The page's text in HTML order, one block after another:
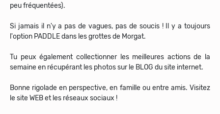
peu fréquentées).
Si jamais il n'y a pas de vagues, pas de soucis ! Il y a toujours
l'option PADDLE dans les grottes de Morgat.
Tu peux également collectionner les meilleures actions de la
semaine en récupérant les photos sur le BLOG du site internet.
Bonne rigolade en perspective, en famille ou entre amis. Visitez
le site WEB et les réseaux sociaux !